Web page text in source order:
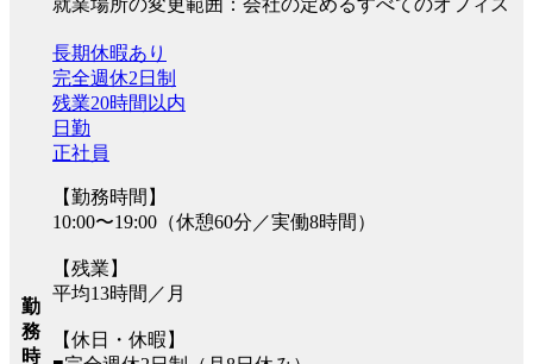
就業場所の変更範囲：会社の定めるすべてのオフィス
勤
務
時
長期休暇あり
完全週休2日制
残業20時間以内
日勤
正社員
【勤務時間】
10:00〜19:00（休憩60分／実働8時間）
【残業】
平均13時間／月
【休日・休暇】